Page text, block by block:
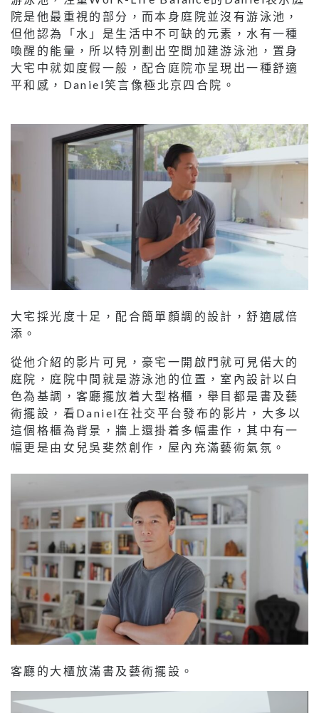
院是他最重視的部分，而本身庭院並沒有游泳池，
但他認為「水」是生活中不可缺的元素，水有一種
喚醒的能量，所以特別劃出空間加建游泳池，置身
大宅中就如度假一般，配合庭院亦呈現出一種舒適
平和感，Daniel笑言像極北京四合院。
大宅採光度十足，配合簡單顏調的設計，舒適感倍
添。
從他介紹的影片可見，豪宅一開啟門就可見偌大的
庭院，庭院中間就是游泳池的位置，室內設計以白
色為基調，客廳擺放着大型格櫃，舉目都是書及藝
術擺設，看Daniel在社交平台發布的影片，大多以
這個格櫃為背景，牆上還掛着多幅畫作，其中有一
幅更是由女兒吳斐然創作，屋內充滿藝術氣氛。
客廳的大櫃放滿書及藝術擺設。